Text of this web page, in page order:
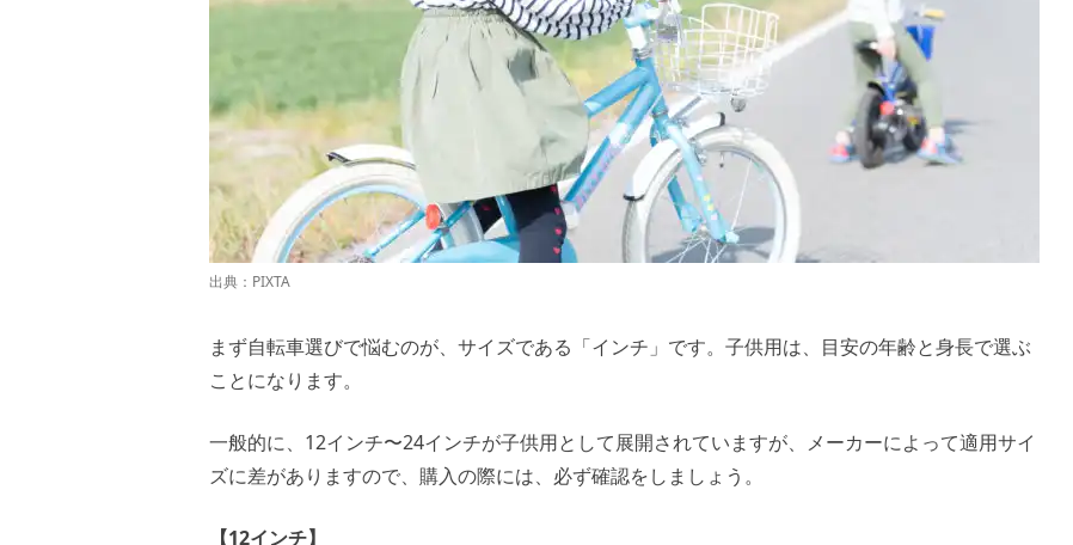
出典： PIXTA
まず自転車選びで悩むのが、サイズである「インチ」です。子供用は、目安の年齢と身長で選ぶ
ことになります。
一般的に、12インチ〜24インチが子供用として展開されていますが、メーカーによって適用サイ
ズに差がありますので、購入の際には、必ず確認をしましょう。
【12インチ】